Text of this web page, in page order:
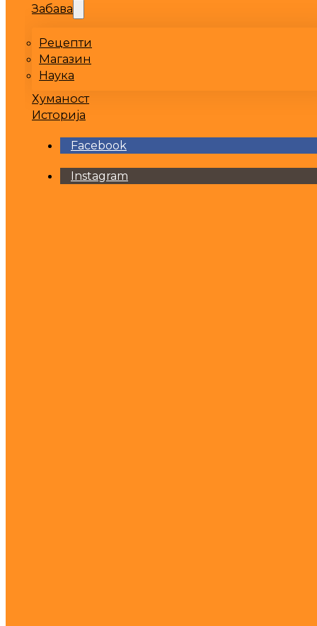
Забава
Рецепти
Магазин
Наука
Хуманост
Историја
Facebook
Instagram